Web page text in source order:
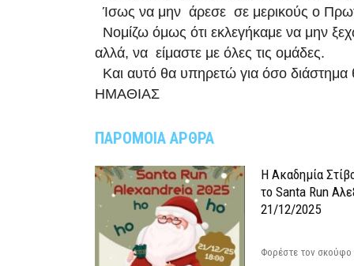
Ίσως να μην άρεσε σε μερικούς ο
Νομίζω όμως ότι εκλεγήκαμε να μην
αλλά, να είμαστε με όλες τις ομάδες.
Και αυτό θα υπηρετώ για όσο διάστημα
ΗΜΑΘΙΑΣ
ΠΑΡΟΜΟΙΑ ΑΡΘΡΑ
Η Ακαδημία
το Santa Run
21/12/2025
Φορέστε τον σκούφο